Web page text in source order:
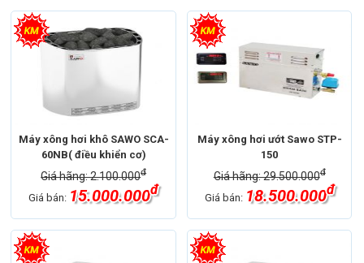
Máy xông hơi khô SAWO SCA-
60NB( điều khiển cơ)
Giá hãng: 2.100.000đ
Giá bán: 15.000.000đ
Máy xông hơi ướt Sawo STP-
150
Giá hãng: 29.500.000đ
Giá bán: 18.500.000đ